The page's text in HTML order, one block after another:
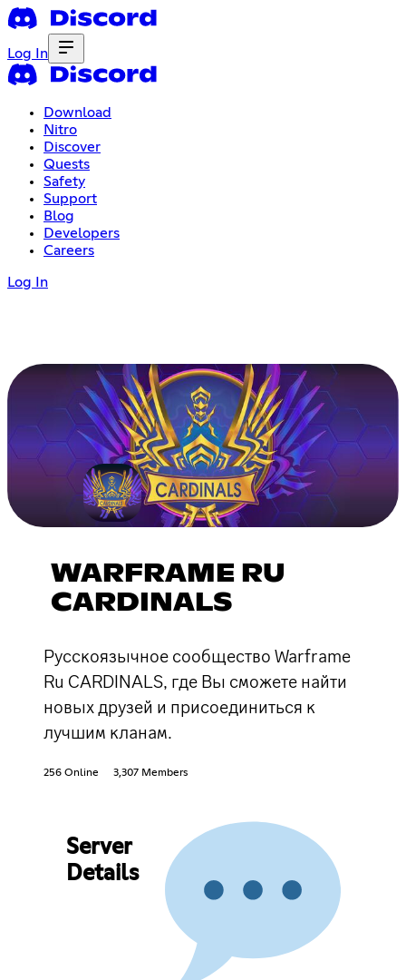
Log In
Download
Nitro
Discover
Quests
Safety
Support
Blog
Developers
Careers
Log In
WARFRAME RU
CARDINALS
Русскоязычное сообщество Warframe
Ru CARDINALS, где Вы сможете найти
новых друзей и присоединиться к
лучшим кланам.
256 Online 3,307 Members
Server
Details